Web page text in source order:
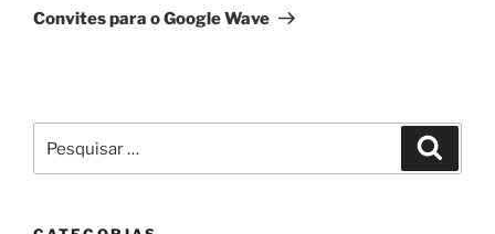
post
Convites para o Google Wave
por: